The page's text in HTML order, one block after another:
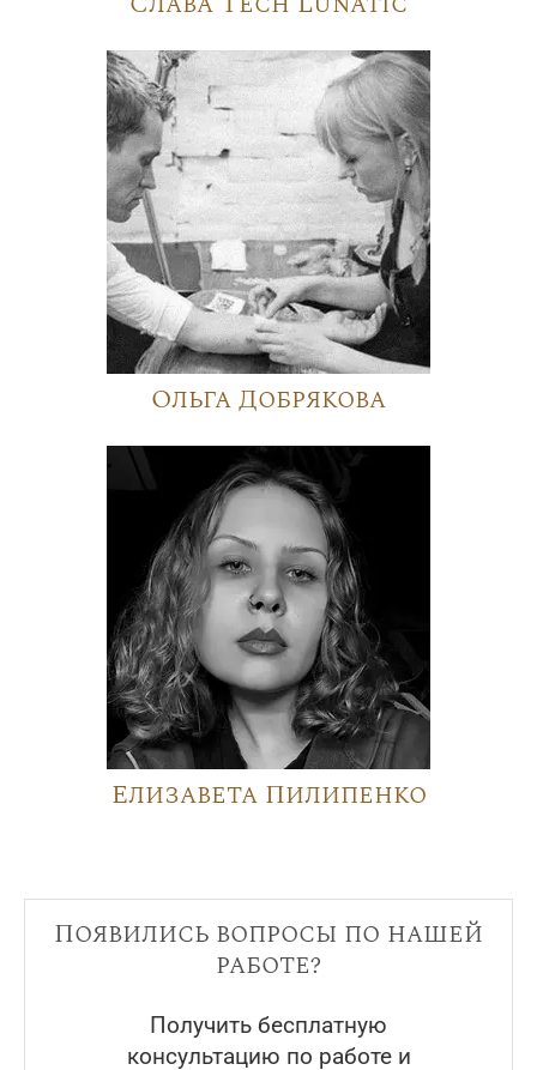
Ольга Добрякова
Елизавета Пилипенко
Появились вопросы по нашей
работе?
Получить бесплатную
консультацию по работе и